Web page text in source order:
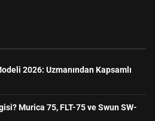
2026: Uzmanından Kapsamlı
Murica 75, FLT-75 ve Swun SW-